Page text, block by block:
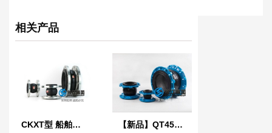
相关产品
CKXT型 船舶可曲挠单球橡胶接头 【新品】QT450球墨铸铁法兰橡胶接头